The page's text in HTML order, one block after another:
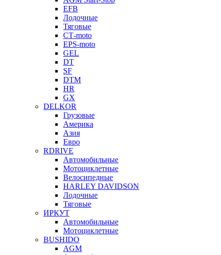
EFB
Лодочные
Тяговые
СТ-moto
EPS-moto
GEL
DT
SF
DTM
HR
GX
DELKOR
Грузовые
Америка
Азия
Евро
RDRIVE
Автомобильные
Мотоциклетные
Велосипедные
HARLEY DAVIDSON
Лодочные
Тяговые
ИРКУТ
Автомобильные
Мотоциклетные
BUSHIDO
AGM